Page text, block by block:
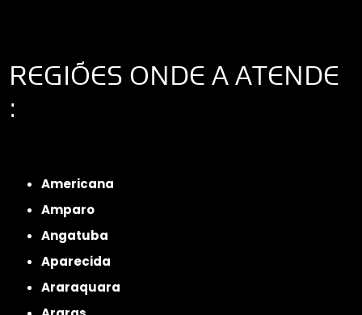
REGIÕES ONDE A ATENDE
:
Americana
Amparo
Angatuba
Aparecida
Araraquara